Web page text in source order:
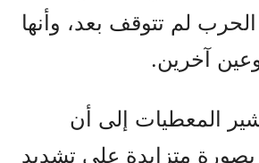
لم تتوقف بعد، وأنها
آخرين.
المعطيات إلى أن
متزايدة على تشديد